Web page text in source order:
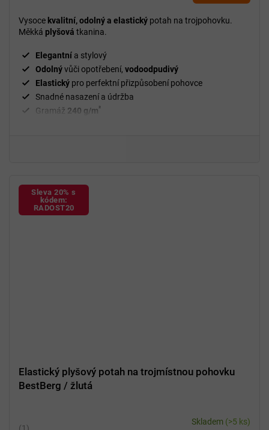
Vysoce kvalitní, odolný a elastický potah na trojpohovku.
Měkká plyšová tkanina.
Elegantní a stylový
Odolnývůči opotřebení, vodoodpudivý
Elastický pro perfektní přizpůsobení pohovce
Snadné nasazení a údržba
Gramáž 240 g/m²
Sleva 20% s
kódem:
RADOST20
Elastický plyšový potah na trojmístnou pohovku
BestBerg / žlutá
Průměrné
Skladem (>5 ks)